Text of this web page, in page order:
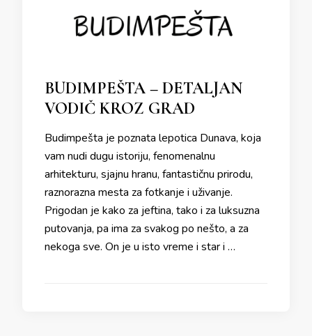
BUDIMPEŠTA – DETALJAN
VODIČ KROZ GRAD
Budimpešta je poznata lepotica Dunava, koja
vam nudi dugu istoriju, fenomenalnu
arhitekturu, sjajnu hranu, fantastičnu prirodu,
raznorazna mesta za fotkanje i uživanje.
Prigodan je kako za jeftina, tako i za luksuzna
putovanja, pa ima za svakog po nešto, a za
nekoga sve. On je u isto vreme i star i …